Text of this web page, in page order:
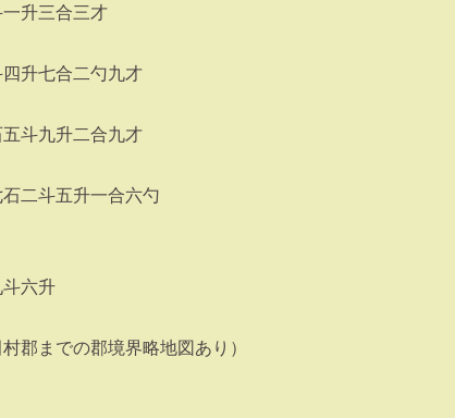
升三合三才
升七合二勺九才
斗九升二合九才
二斗五升一合六勺
六升
郡までの郡境界略地図あり）